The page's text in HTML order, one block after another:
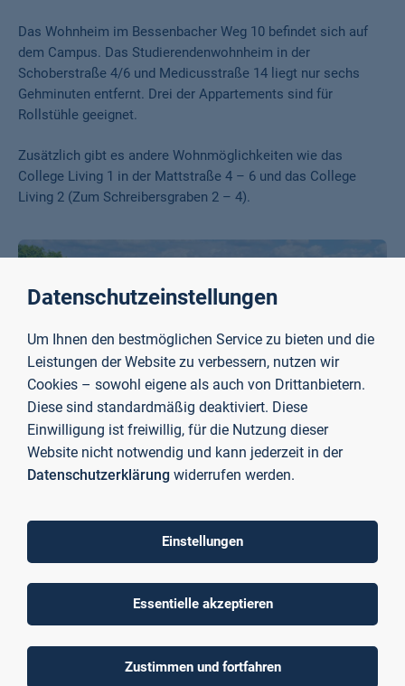
Das Wohnheim im Bessenbacher Weg 10 befindet sich auf
dem Campus. Das Studierendenwohnheim in der
Schoberstraße 4/6 und Medicusstraße 14 liegt nur sechs
Gehminuten entfernt. Drei der Appartements sind für
Rollstühle geeignet.
Zusätzlich gibt es andere Wohnmöglichkeiten wie das
College Living 1 in der Mattstraße 4 – 6 und das College
Living 2 (Zum Schreibersgraben 2 – 4).
Welche Stadtteile und umliegenden Ortschaften eignen sich
gut zum Wohnen während des Studiums? Die drei Studenten
Dennis, Luca und Philipp sprechen im
Podcast von Studis der TH AB
über Möglichkeiten bei der
Wohnungssuche.
Datenschutzeinstellungen
Um Ihnen den bestmöglichen Service zu bieten und die
Leistungen der Website zu verbessern, nutzen wir
Cookies – sowohl eigene als auch von Drittanbietern.
Diese sind standardmäßig deaktiviert. Diese
Einwilligung ist freiwillig, für die Nutzung dieser
Website nicht notwendig und kann jederzeit in der
Datenschutzerklärung widerrufen werden.
Einstellungen
Essentielle akzeptieren
Zustimmen und fortfahren